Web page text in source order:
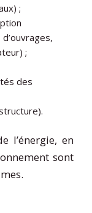
;
;
des
l’énergie, en
sont